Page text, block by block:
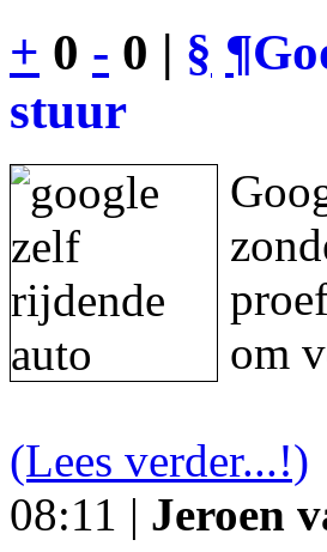
+ 0 - 0 | § ¶
stuur
om
(Lees verder...!)
08:11 | Jeroen